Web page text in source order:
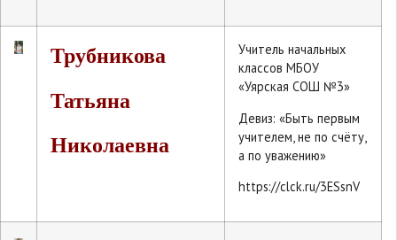
Трубникова
Татьяна
Николаевна
Учитель начальных
классов МБОУ
«Уярская СОШ №3»
Девиз: «Быть первым
учителем, не по счёту,
а по уважению»
https://clck.ru/3ESsnV